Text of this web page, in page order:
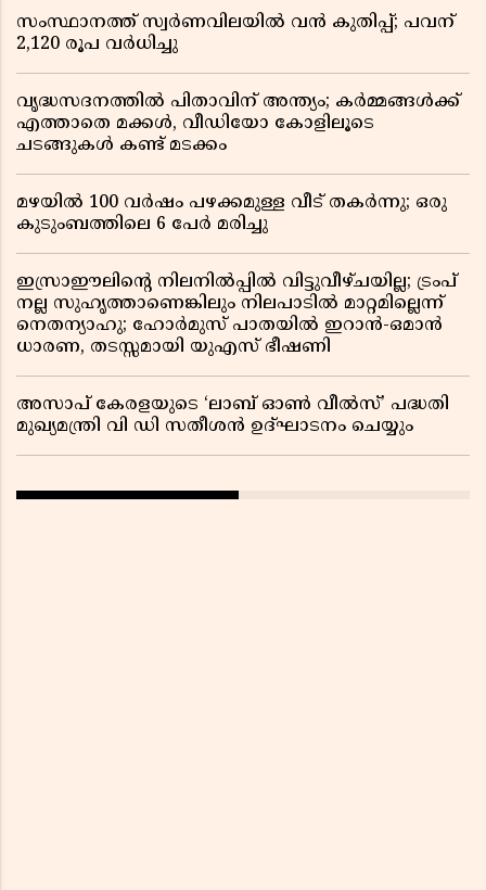
സംസ്ഥാനത്ത് സ്വര്‍ണവിലയില്‍ വന്‍ കുതിപ്പ്; പവന്
2,120 രൂപ വര്‍ധിച്ചു
വൃദ്ധസദനത്തിൽ പിതാവിന് അന്ത്യം; കർമ്മങ്ങൾക്ക്
എത്താതെ മക്കൾ, വീഡിയോ കോളിലൂടെ
ചടങ്ങുകൾ കണ്ട് മടക്കം
മഴയിൽ 100 വർഷം പഴക്കമുള്ള വീട് തകർന്നു; ഒരു
കുടുംബത്തിലെ 6 പേർ മരിച്ചു
ഇസ്രാഈലിന്റെ നിലനിൽപ്പിൽ വിട്ടുവീഴ്ചയില്ല; ട്രംപ്
നല്ല സുഹൃത്താണെങ്കിലും നിലപാടിൽ മാറ്റമില്ലെന്ന്
നെതന്യാഹു; ഹോർമുസ് പാതയിൽ ഇറാൻ-ഒമാൻ
ധാരണ, തടസ്സമായി യുഎസ് ഭീഷണി
അസാപ് കേരളയുടെ ‘ലാബ് ഓൺ വീൽസ്’ പദ്ധതി
മുഖ്യമന്ത്രി വി ഡി സതീശൻ ഉദ്ഘാടനം ചെയ്യും